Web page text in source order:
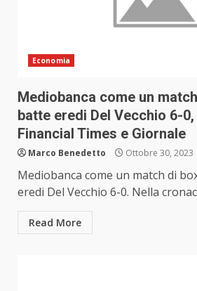
Economia
Mediobanca come un
batte eredi Del Vecchio 6-
Financial Times e Giornale
Marco Benedetto Ottobre 30, 2023
Mediobanca come un match di
eredi Del Vecchio 6-0. Nella
Read More